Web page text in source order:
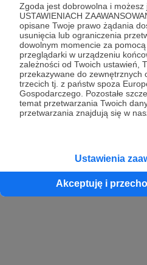
Zgoda jest dobrowolna i możesz
USTAWIENIACH
opisane Twoje prawo żądania
usunięcia lub ograniczenia
dowolnym momencie za
przeglądarki w urządzeniu
zależności od Twoich ustawień,
przekazywane do zewnętrznych
trzecich tj. z państw spoza
Gospodarczego. Pozostałe
temat przetwarzania Twoich
przetwarzania znajdują się w
Ustawienia
Akceptuję i
Kontynuuj
konta przez osobę niepełnoletnią”